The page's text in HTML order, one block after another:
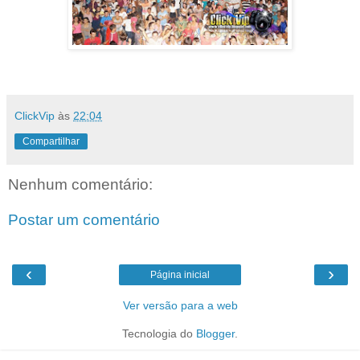
ClickVip às 22:04
Compartilhar
Nenhum comentário:
Postar um comentário
‹ ›
Página inicial
Ver versão para a web
Tecnologia do Blogger.